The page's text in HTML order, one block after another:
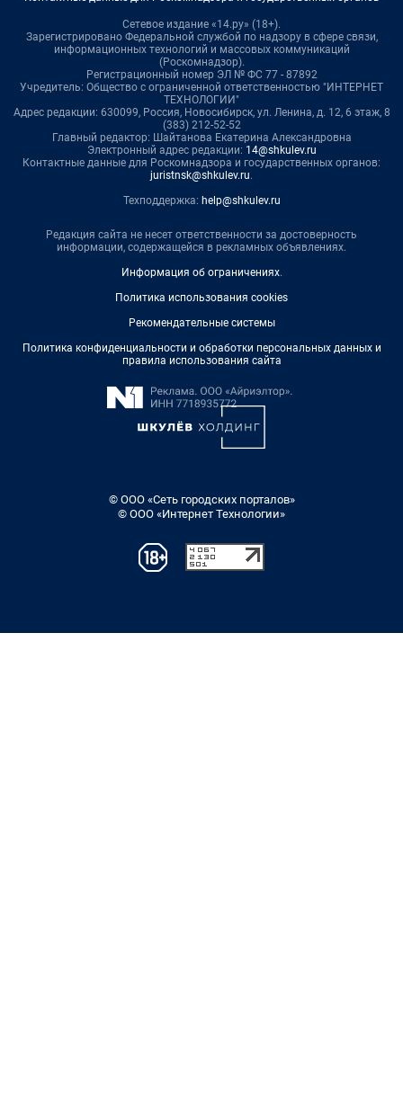
Сетевое издание «14.ру» (18+).
Зарегистрировано Федеральной службой по надзору в сфере связи,
информационных технологий и массовых коммуникаций
(Роскомнадзор).
Регистрационный номер ЭЛ № ФС 77 - 87892
Учредитель: Общество с ограниченной ответственностью "ИНТЕРНЕТ
ТЕХНОЛОГИИ"
Адрес редакции: 630099, Россия, Новосибирск, ул. Ленина, д. 12, 6 этаж, 8
(383) 212-52-52
Главный редактор: Шайтанова Екатерина Александровна
Электронный адрес редакции: 14@shkulev.ru
Контактные данные для Роскомнадзора и государственных органов:
juristnsk@shkulev.ru.
Техподдержка: help@shkulev.ru
Редакция сайта не несет ответственности за достоверность
информации, содержащейся в рекламных объявлениях.
Информация об ограничениях.
Политика использования cookies
Рекомендательные системы
Политика конфиденциальности и обработки персональных данных и
правила использования сайта
© ООО «Сеть городских порталов»
© ООО «Интернет Технологии»